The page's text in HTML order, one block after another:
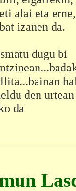
alai eta erne,
izanen da.
dugu bi
den urtean
da